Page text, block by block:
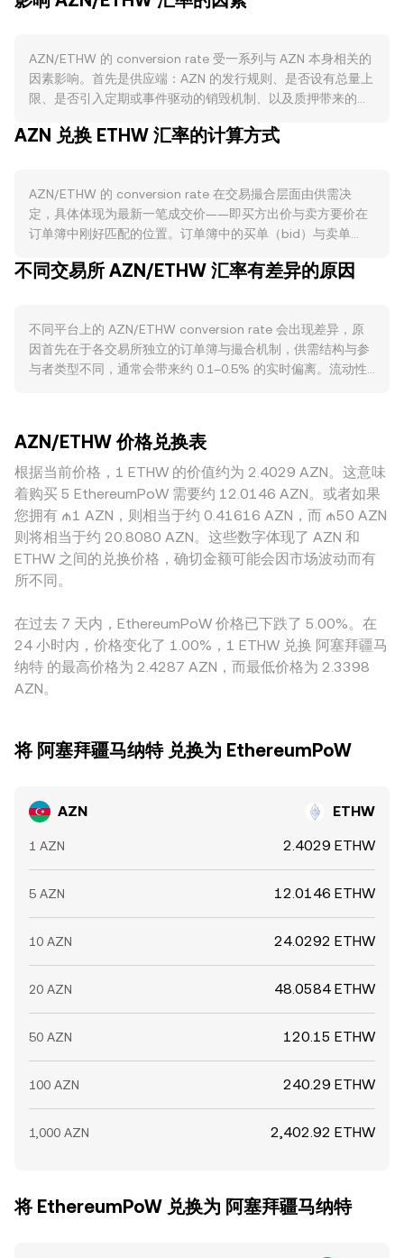
AZN/ETHW 的 conversion rate 受一系列与 AZN 本身相关的
因素影响。首先是供应端：AZN 的发行规则、是否设有总量上
限、是否引入定期或事件驱动的销毁机制、以及质押带来的锁
济包含类似减半或排程式减产，市场在临近与刚发生时往往会
长、支付或质押用途的扩展、以及与其他协议的集成度；这些
因素会提升对 AZN 的实用性需求，从而影响 AZN/ETHW 的
conversion rate。宏观相关性方面，AZN 通常会随整体加密
升，资金对加密资产的配置增加常见于全市场；同时，ETHW
策、地区性监管指引或披露标准变化，都会改变可交易性与参
与者结构，进而影响短期波动。技术层面，合约与衍生品市场
的动态会叠加影响，例如永续合约资金费率的正负变化、期权
AZN 兑换 ETHW 汇率的计算方式
AZN/ETHW 的 conversion rate 在交易撮合层面由供需决
定，具体体现为最新一笔成交价——即买方出价与卖方要价在
订单簿中刚好匹配的位置。订单簿中的买单（bid）与卖单
价的平均值常被视为参考的中间价（mid-price）。当参考多
Volume_i，这让高成交量场所的价格对最终参考值影响更大。
在做简单换算时，可按 AZN 金额与 conversion rate 的乘除
关系直观计算：以 ETHW 计价的价值 = AZN 数量 ×
性，自动做市商（AMM）池会采用 x × y = k 的恒定乘积模
型，池内两侧资产储备分别为 x（AZN）与 y（ETHW），在
无外部注入的前提下 k 保持不变，瞬时价格近似为 y/x；当流
动性提供或交易行为改变储备比例时，AZN/ETHW 的池内报
价随之调整。
不同交易所 AZN/ETHW 汇率有差异的原因
不同平台上的 AZN/ETHW conversion rate 会出现差异，原
因首先在于各交易所独立的订单簿与撮合机制，供需结构与参
与者类型不同，通常会带来约 0.1–0.5% 的实时偏离。流动性
造成溢价或折价，例如某一地区对 AZN 的合规要求或获取渠
道更为便捷，导致该市场的 AZN/ETHW 报价相对更强或更
弱。此外，若部分平台主要通过 AZN/USDT 与 ETHW/USDT
的交叉报价生成 AZN/ETHW，USDT 相对基础计价资产（如
法币或其他稳定资产）的细微溢折价会被传导到最终的
AZN/ETHW 报价中。套利会对这些差异形成校正作用，但并
不总是即时或完全，受限于转账时间、手续费、风控限制与资
金规模，因此跨平台报价仍会保留一定幅度的偏离。
AZN/ETHW 价格兑换表
根据当前价格，1 ETHW 的价值约为 2.4029 AZN。这意味
着购买 5 EthereumPoW 需要约 12.0146 AZN。或者如果
您拥有 ₼1 AZN，则相当于约 0.41616 AZN，而 ₼50 AZN
则将相当于约 20.8080 AZN。这些数字体现了 AZN 和
ETHW 之间的兑换价格，确切金额可能会因市场波动而有
所不同。
在过去 7 天内，EthereumPoW 价格已下跌了 5.00%。在
24 小时内，价格变化了 1.00%，1 ETHW 兑换 阿塞拜疆马
纳特 的最高价格为 2.4287 AZN，而最低价格为 2.3398
AZN。
将 阿塞拜疆马纳特 兑换为 EthereumPoW
AZN ETHW
1 AZN 2.4029 ETHW
5 AZN 12.0146 ETHW
10 AZN 24.0292 ETHW
20 AZN 48.0584 ETHW
50 AZN 120.15 ETHW
100 AZN 240.29 ETHW
1,000 AZN 2,402.92 ETHW
将 EthereumPoW 兑换为 阿塞拜疆马纳特